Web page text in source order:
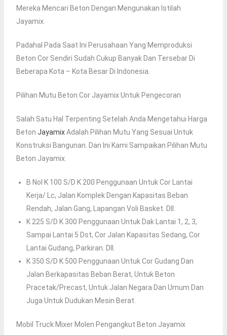
Mereka Mencari Beton Dengan Mengunakan Istilah
Jayamix.
Padahal Pada Saat Ini Perusahaan Yang Memproduksi
Beton Cor Sendiri Sudah Cukup Banyak Dan Tersebar Di
Beberapa Kota – Kota Besar Di Indonesia.
Pilihan Mutu Beton Cor Jayamix Untuk Pengecoran
Salah Satu Hal Terpenting Setelah Anda Mengetahui Harga
Beton JayamixAdalah Pilihan Mutu Yang Sesuai Untuk
Konstruksi Bangunan. Dan Ini Kami Sampaikan Pilihan Mutu
Beton Jayamix.
B Nol K 100 S/d K 200 Penggunaan Untuk Cor Lantai
Kerja/ Lc, Jalan Komplek Dengan Kapasitas Beban
Rendah, Jalan Gang, Lapangan Voli Basket. Dll.
K 225 S/d K 300 Penggunaan Untuk Dak Lantai 1, 2, 3,
Sampai Lantai 5 Dst, Cor Jalan Kapasitas Sedang, Cor
Lantai Gudang, Parkiran. Dll.
K 350 S/d K 500 Penggunaan Untuk Cor Gudang Dan
Jalan Berkapasitas Beban Berat, Untuk Beton
Pracetak/precast, Untuk Jalan Negara Dan Umum Dan
Juga Untuk Dudukan Mesin Berat.
Mobil Truck Mixer Molen Pengangkut Beton Jayamix